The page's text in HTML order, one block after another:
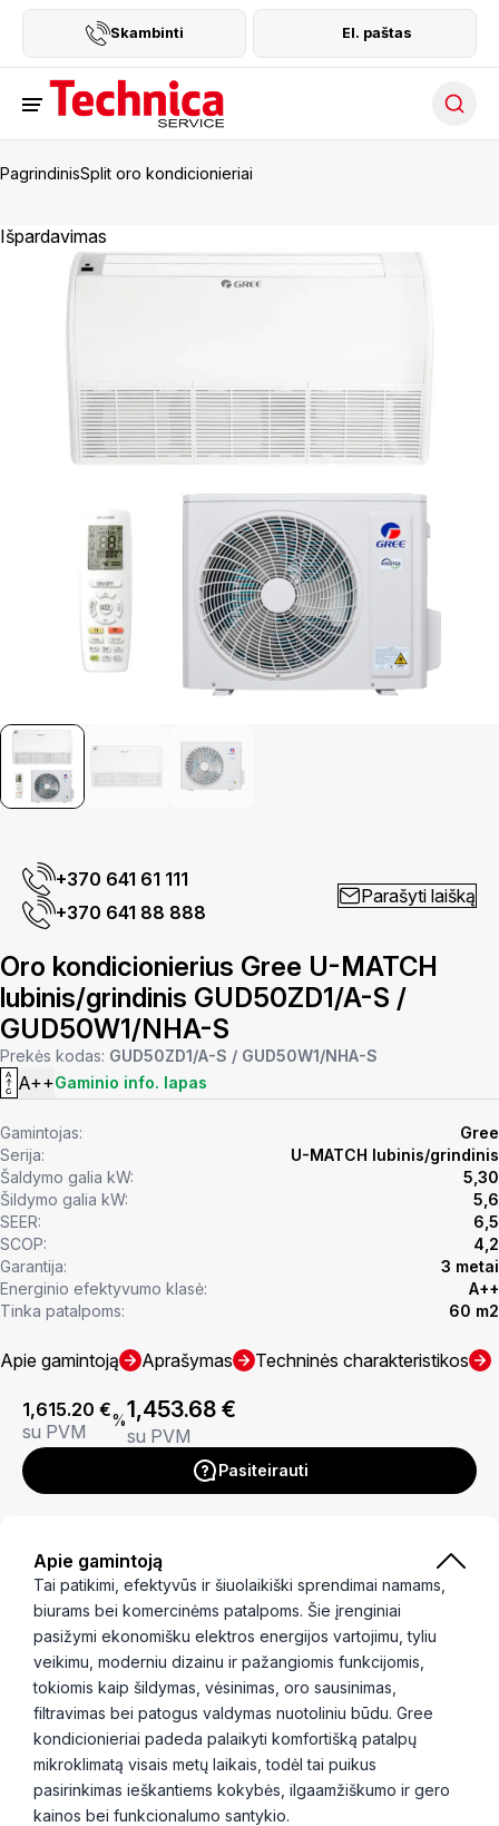
Skambinti El. paštas
PagrindinisSplit oro kondicionieriai
Išpardavimas
+370 641 61 111
+370 641 88 888
Parašyti laišką
Oro kondicionierius Gree U-MATCH
lubinis/grindinis GUD50ZD1/A-S /
GUD50W1/NHA-S
Prekės kodas: GUD50ZD1/A-S / GUD50W1/NHA-S
A++Gaminio info. lapas
Gamintojas:
Gree
Serija:
U-MATCH lubinis/grindinis
Šaldymo galia kW:
5,30
Šildymo galia kW:
5,6
SEER:
6,5
SCOP:
4,2
Garantija:
3 metai
Energinio efektyvumo klasė:
A++
Tinka patalpoms:
60 m2
Apie gamintoją Aprašymas Techninės charakteristikos
1,615.20 €
su PVM
%1,453.68 €
su PVM
Pasiteirauti
Apie gamintoją
Tai patikimi, efektyvūs ir šiuolaikiški sprendimai namams,
biurams bei komercinėms patalpoms. Šie įrenginiai
pasižymi ekonomišku elektros energijos vartojimu, tyliu
veikimu, moderniu dizainu ir pažangiomis funkcijomis,
tokiomis kaip šildymas, vėsinimas, oro sausinimas,
filtravimas bei patogus valdymas nuotoliniu būdu. Gree
kondicionieriai padeda palaikyti komfortišką patalpų
mikroklimatą visais metų laikais, todėl tai puikus
pasirinkimas ieškantiems kokybės, ilgaamžiškumo ir gero
kainos bei funkcionalumo santykio.